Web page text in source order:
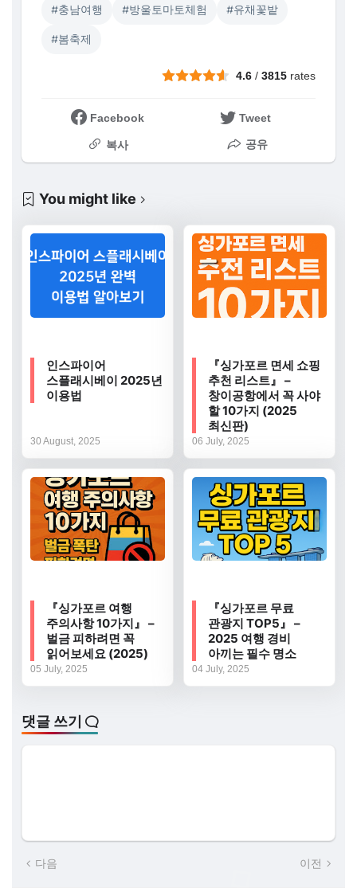
#충남여행 #방울토마토체험 #유채꽃밭
#봄축제
4.6 /3815 rates
Facebook Tweet
복사 공유
You might like
인스파이어
스플래시베이 2025년
이용법
30 August, 2025
『싱가포르 면세 쇼핑
추천 리스트』 –
창이공항에서 꼭 사야
할 10가지 (2025
최신판)
06 July, 2025
『싱가포르 여행
주의사항 10가지』 –
벌금 피하려면 꼭
읽어보세요 (2025)
05 July, 2025
『싱가포르 무료
관광지 TOP5』 –
2025 여행 경비
아끼는 필수 명소
04 July, 2025
댓글 쓰기
다음 이전